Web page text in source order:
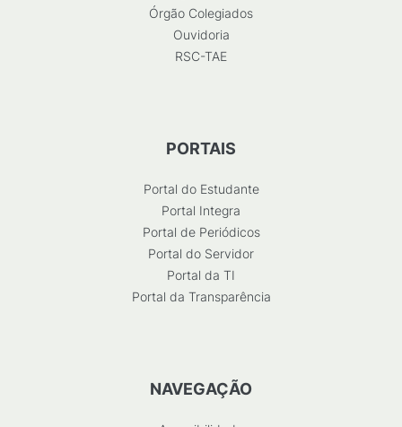
Órgão Colegiados
Ouvidoria
RSC-TAE
PORTAIS
Portal do Estudante
Portal Integra
Portal de Periódicos
Portal do Servidor
Portal da TI
Portal da Transparência
NAVEGAÇÃO